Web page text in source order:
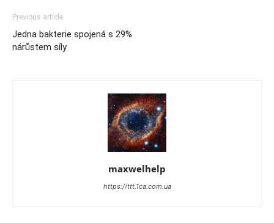
Previous article
Jedna bakterie spojená s 29%
nárůstem síly
maxwelhelp
https://ttt.1ca.com.ua